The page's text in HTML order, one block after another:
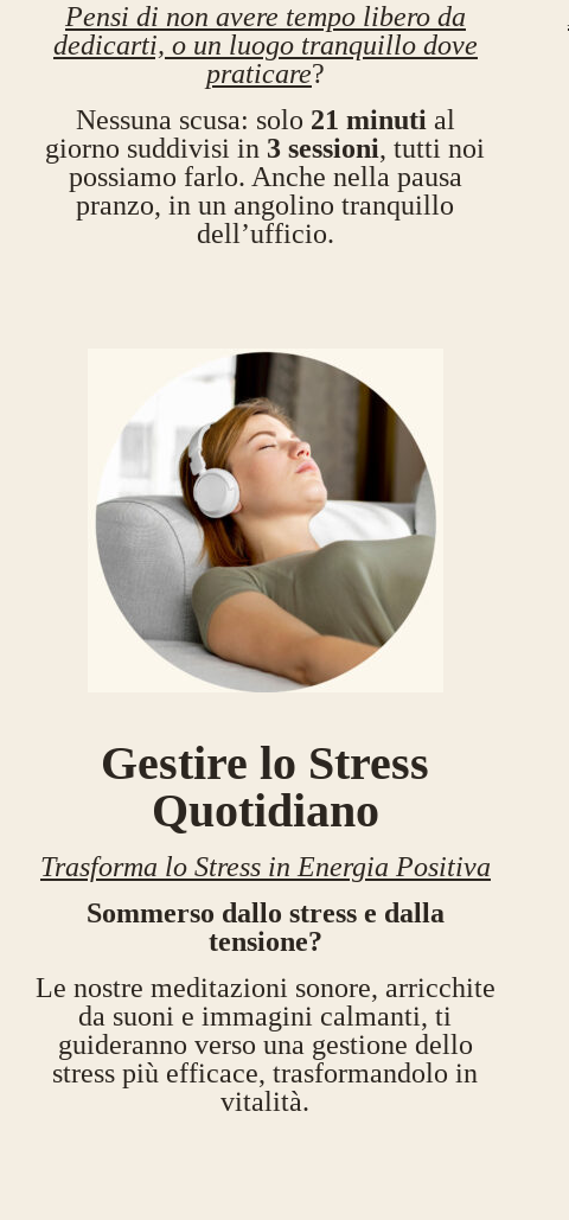
Pensi di non avere tempo libero da
dedicarti, o un luogo tranquillo dove
praticare?
Nessuna scusa: solo 21 minuti al
giorno suddivisi in 3 sessioni, tutti noi
possiamo farlo. Anche nella pausa
pranzo, in un angolino tranquillo
dell’ufficio.
Gestire lo Stress
Quotidiano
Trasforma lo Stress in Energia Positiva
Sommerso dallo stress e dalla
tensione?
Le nostre meditazioni sonore, arricchite
da suoni e immagini calmanti, ti
guideranno verso una gestione dello
stress più efficace, trasformandolo in
vitalità.